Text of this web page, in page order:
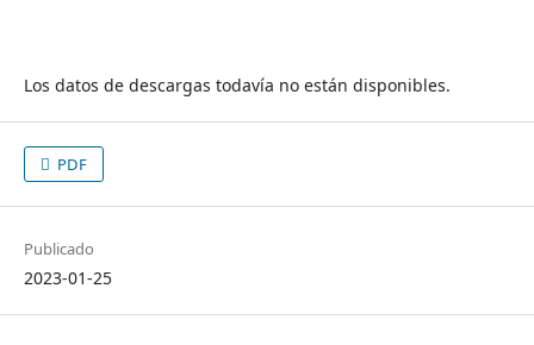
Los datos de descargas todavía no están disponibles.
PDF
Publicado
2023-01-25